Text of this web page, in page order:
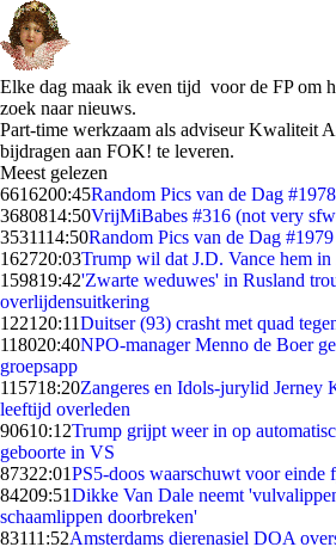
Elke dag maak ik even tijd voor de FP om
zoek naar nieuws.
Part-time werkzaam als adviseur Kwaliteit
bijdragen aan FOK! te leveren.
Meest gelezen
6616200:45Random Pics van de Dag #1978
3680814:50VrijMiBabes #316 (not very
3531114:50Random Pics van de Dag #1979
162720:03Trump wil dat J.D. Vance hem
159819:42'Zwarte weduwes' in Rusland
overlijdensuitkering
1221 20:11Duitser (93) crasht met quad
118020:40NPO-manager Menno de Boer
groepsapp
115718:20Zangeres en Idols-jurylid Jerney
leeftijd overleden
90610:12Trump grijpt weer in op
geboorte in VS
87322:01PS5-doos waarschuwt voor einde
84209:51Dikke Van Dale neemt
schaamlippen doorbreken'
83111:52Amsterdams dierenasiel DOA